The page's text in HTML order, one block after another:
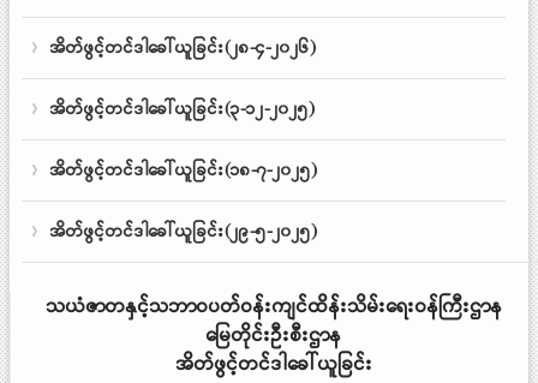
အိတ်ဖွင့်တင်ဒါခေါ်ယူခြင်း(၂၈-၄-၂၀၂၆)
အိတ်ဖွင့်တင်ဒါခေါ်ယူခြင်း(၃-၁၂-၂၀၂၅)
အိတ်ဖွင့်တင်ဒါခေါ်ယူခြင်း(၁၈-၇-၂၀၂၅)
အိတ်ဖွင့်တင်ဒါခေါ်ယူခြင်း(၂၉-၅-၂၀၂၅)
သယံဇာတနှင့်သဘာဝပတ်ဝန်းကျင်ထိန်းသိမ်းရေးဝန်ကြီးဌာန
မြေတိုင်းဦးစီးဌာန
အိတ်ဖွင့်တင်ဒါခေါ်ယူခြင်း